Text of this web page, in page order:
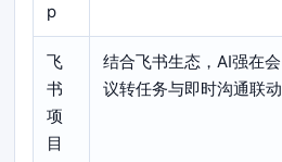
p
飞
书
项
目
结合飞书生态，AI强在会
议转任务与即时沟通联动